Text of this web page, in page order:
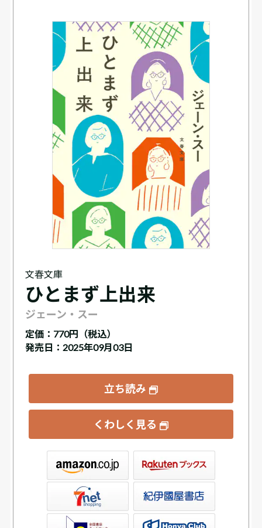
文春文庫
ひとまず上出来
ジェーン・スー
定価： 770円（税込）
発売日：2025年09月03日
立ち読み
くわしく見る
書店ウェブストア